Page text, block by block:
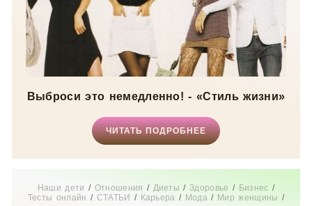
Выброси это немедленно! - «Стиль жизни»
ЧИТАТЬ ПОДРОБНЕЕ
Наши дети / Отношения / Диеты /Здоровье / Бизнес /
Тесты онлайн / СТАТЬИ / Карьера / Мода / Мир женщины /